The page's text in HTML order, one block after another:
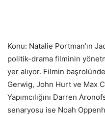
Konu: Natalie Portman’ın
politik-drama filminin
yer alıyor. Filmin
Gerwig, John Hurt ve Max
Yapımcılığını Darren
senaryosu ise Noah